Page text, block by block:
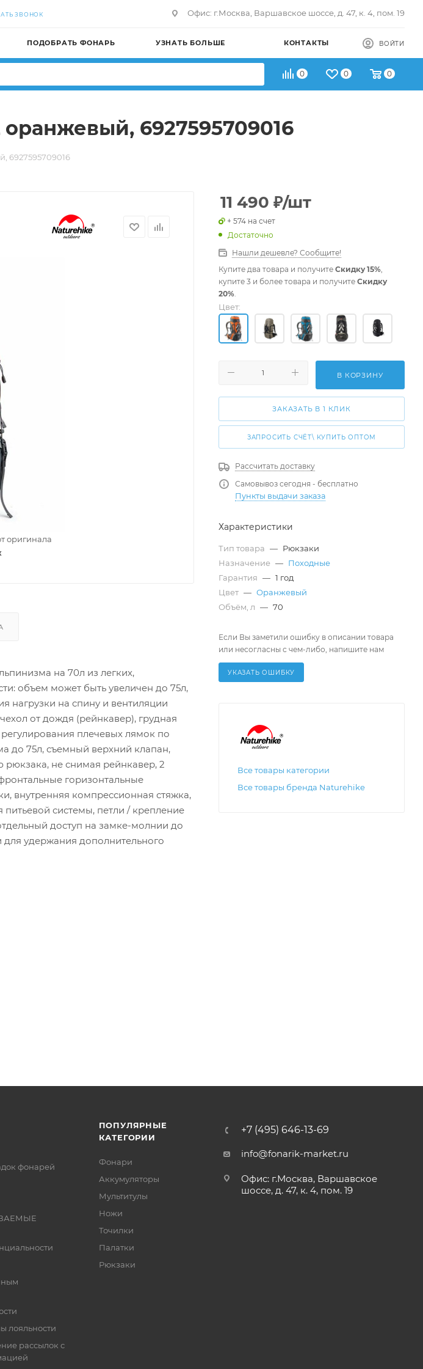
ЗВОНОК Офис: г.Москва, Варшавское шоссе, д. 47, к. 4, пом. 19
ПОДОБРАТЬ ФОНАРЬ УЗНАТЬ БОЛЬШЕ КОНТАКТЫ ВОЙТИ
0 0 0
6927595709016
6927595709016
оригинала
на 70л из легких,
объем может быть увеличен до 75л,
нагрузки на спину и вентиляции
от дождя (рейнкавер), грудная
плечевых лямок по
до 75л, съемный верхний клапан,
не снимая рейнкавер, 2
горизонтальные
внутренняя компрессионная стяжка,
питьевой системы, петли / крепление
доступ на замке-молнии до
удержания дополнительного
11 490 ₽/шт
+ 574 на счет
Достаточно
Нашли дешевле? Сообщите!
Купите два товара и получите Скидку 15%
купите 3 и более товара и получите Скидку
20%
Цвет:
В КОРЗИНУ
ЗАКАЗАТЬ В 1 КЛИК
ЗАПРОСИТЬ СЧЁТ\ КУПИТЬ ОПТОМ
Рассчитать доставку
Самовывоз сегодня - бесплатно
Пункты выдачи заказа
Характеристики
Тип товара — Рюкзаки
Назначение — Походные
Гарантия — 1 год
Цвет — Оранжевый
Объём, л — 70
Если Вы заметили ошибку в описании товара
или несогласны с чем-либо, напишите нам
УКАЗАТЬ ОШИБКУ
Все товары категории
Все товары бренда Naturehike
фонарей
лояльности
рассылок с
ПОПУЛЯРНЫЕ
КАТЕГОРИИ
Фонари
Аккумуляторы
Мультитулы
Ножи
Точилки
Палатки
Рюкзаки
+7 (495) 646-13-69
info@fonarik-market.ru
Офис: г.Москва, Варшавское
шоссе, д. 47, к. 4, пом. 19